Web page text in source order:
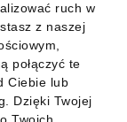
ruch w
z naszej
połączyć te
Ciebie lub
Dzięki Twojej